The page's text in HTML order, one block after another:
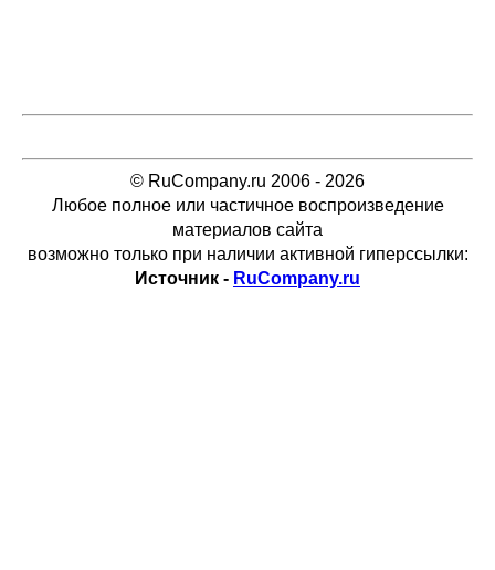
© RuCompany.ru 2006 - 2026
Любое полное или частичное воспроизведение
материалов сайта
возможно только при наличии активной гиперссылки:
Источник - RuCompany.ru